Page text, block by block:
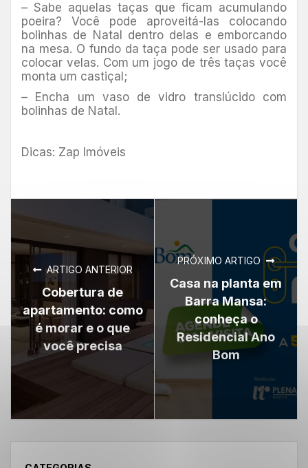
– Sabe aquelas taças que ficam acumulando
poeira? Você pode aproveitá-las colocando
bolinhas de Natal dentro delas e emborcando
na mesa. O fundo da taça pode ser usado para
colocar velas. Com um jogo de três taças você
monta um castiçal;
– Encha um vaso de vidro translúcido com
bolinhas de Natal.
Dicas: Zap Imóveis
ARTIGO ANTERIOR
Cobertura de
apartamento: como
é morar e o que
você precisa
PRÓXIMO ARTIGO
Casa na planta em
Barra Mansa:
conheça o
Residencial Ano
Bom